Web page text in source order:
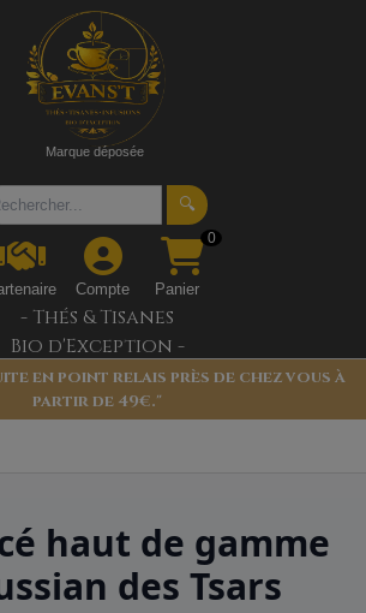
Marque déposée
🔍
Compte
0
Panier
- Thés & Tisanes
Bio d'Exception -
en point relais près de chez vous à
partir de 49€."
haut de gamme
des Tsars